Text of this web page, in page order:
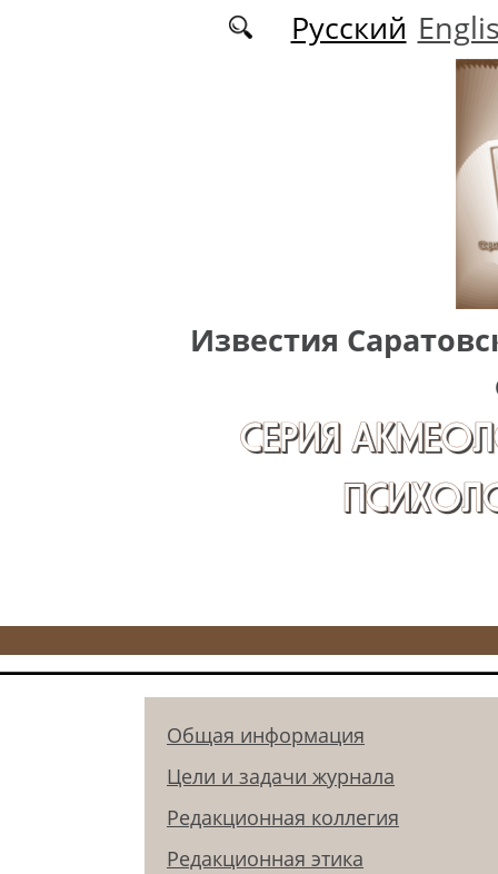
Перейти к основному содержаниюРусский
Известия
СЕРИЯ
Общая информация
Цели и задачи журнала
Редакционная коллегия
Редакционная этика